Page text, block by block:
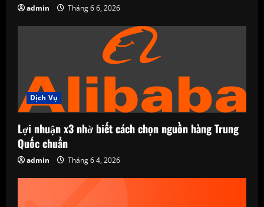
admin Tháng 6 6, 2026
Dịch Vụ
Lợi nhuận x3 nhờ biết cách chọn nguồn hàng Trung
Quốc chuẩn
admin Tháng 6 4, 2026